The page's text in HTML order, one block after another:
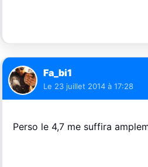
Fa_bi1
Le 23 juillet 2014 à 17:28
Perso le 4,7 me suffira